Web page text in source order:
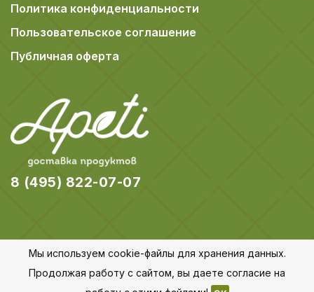
Политика конфиденциальности
Пользовательское соглашение
Публичная оферта
8 (495) 822-07-07
© 2018-2026 Apeti.ru,Карта сайта
Мы используем cookie-файлы для хранения данных.
Продолжая работу с сайтом, вы даете согласие на